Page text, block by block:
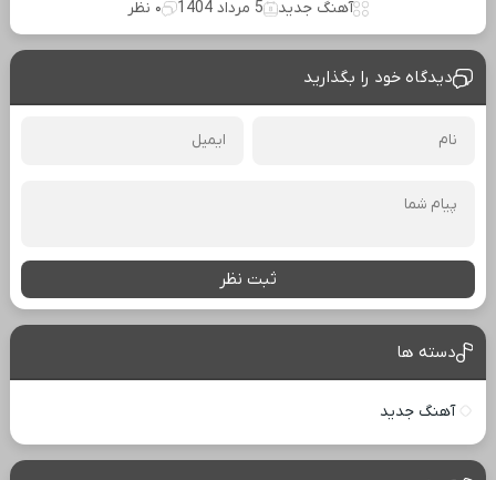
آهنگ جدید 5 مرداد 1404 ۰ نظر
دیدگاه خود را بگذارید
ثبت نظر
دسته ها
آهنگ جدید